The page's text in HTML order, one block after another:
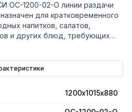
для кратковременного
напитков, салатов,
и других блюд, требующих
Блюда и продукты
Конструкция
ДСП толщиной 16 мм. В
герметичная ванна размером
1200х1015х880